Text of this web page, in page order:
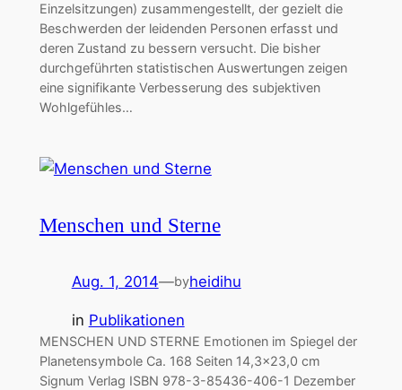
Einzelsitzungen) zusammengestellt, der gezielt die
Beschwerden der leidenden Personen erfasst und
deren Zustand zu bessern versucht. Die bisher
durchgeführten statistischen Auswertungen zeigen
eine signifikante Verbesserung des subjektiven
Wohlgefühles…
Menschen und Sterne
Aug. 1, 2014—byheidihu
in Publikationen
MENSCHEN UND STERNE Emotionen im Spiegel der
Planetensymbole Ca. 168 Seiten 14,3×23,0 cm
Signum Verlag ISBN 978-3-85436-406-1 Dezember